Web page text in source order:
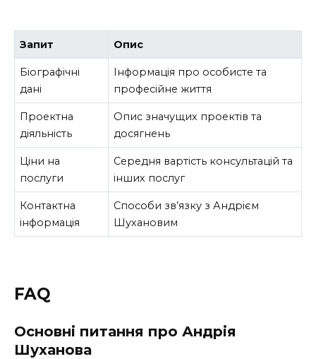
Запит Опис
Біографічні
дані
Інформація про особисте та
професійне життя
Проектна
діяльність
Опис значущих проектів та
досягнень
Ціни на
послуги
Середня вартість консультацій та
інших послуг
Контактна
інформація
Способи зв’язку з Андрієм
Шухановим
FAQ
Основні питання про Андрія
Шуханова